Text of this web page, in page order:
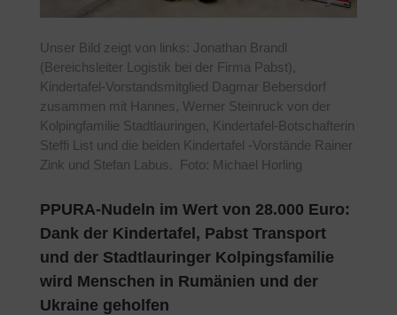
Unser Bild zeigt von links: Jonathan Brandl
(Bereichsleiter Logistik bei der Firma Pabst),
Kindertafel-Vorstandsmitglied Dagmar Bebersdorf
zusammen mit Hannes, Werner Steinruck von der
Kolpingfamilie Stadtlauringen, Kindertafel-Botschafterin
Steffi List und die beiden Kindertafel -Vorstände Rainer
Zink und Stefan Labus. Foto: Michael Horling
PPURA-Nudeln im Wert von 28.000 Euro:
Dank der Kindertafel, Pabst Transport
und der Stadtlauringer Kolpingsfamilie
wird Menschen in Rumänien und der
Ukraine geholfen